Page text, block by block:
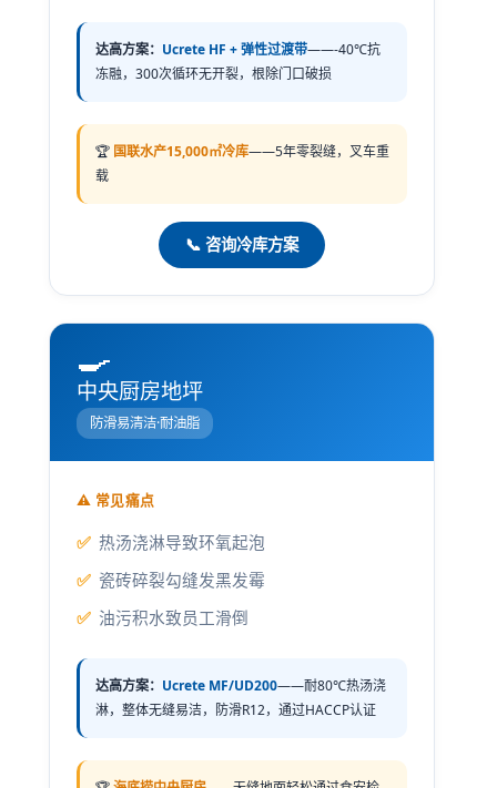
达高方案： Ucrete HF + 弹性过渡带——-40℃抗
冻融，300次循环无开裂，根除门口破损
🏆 国联水产15,000㎡冷库——5年零裂缝，叉车重
载
📞 咨询冷库方案
🍳
中央厨房地坪
防滑易清洁·耐油脂
⚠️ 常见痛点
热汤浇淋导致环氧起泡
瓷砖碎裂勾缝发黑发霉
油污积水致员工滑倒
达高方案： Ucrete MF/UD200——耐80℃热汤浇
淋，整体无缝易洁，防滑R12，通过HACCP认证